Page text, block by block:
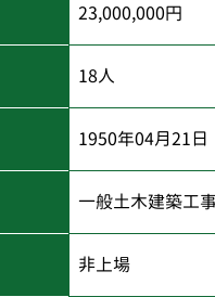
23,000,000円
18人
1950年04月21日
一般土木建築工
非上場